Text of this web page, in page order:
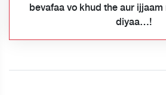
bevafaa vo khud the aur
diyaa…!